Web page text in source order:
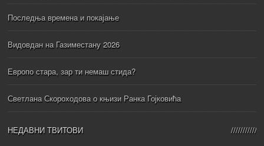
Последња времена и покајање
Видовдан на Газиместану 2026
Европо стара, зар ти немаш стида?
Светлана Скороходова о књизи Ранка Гојковића
НЕДАВНИ ТВИТОВИ